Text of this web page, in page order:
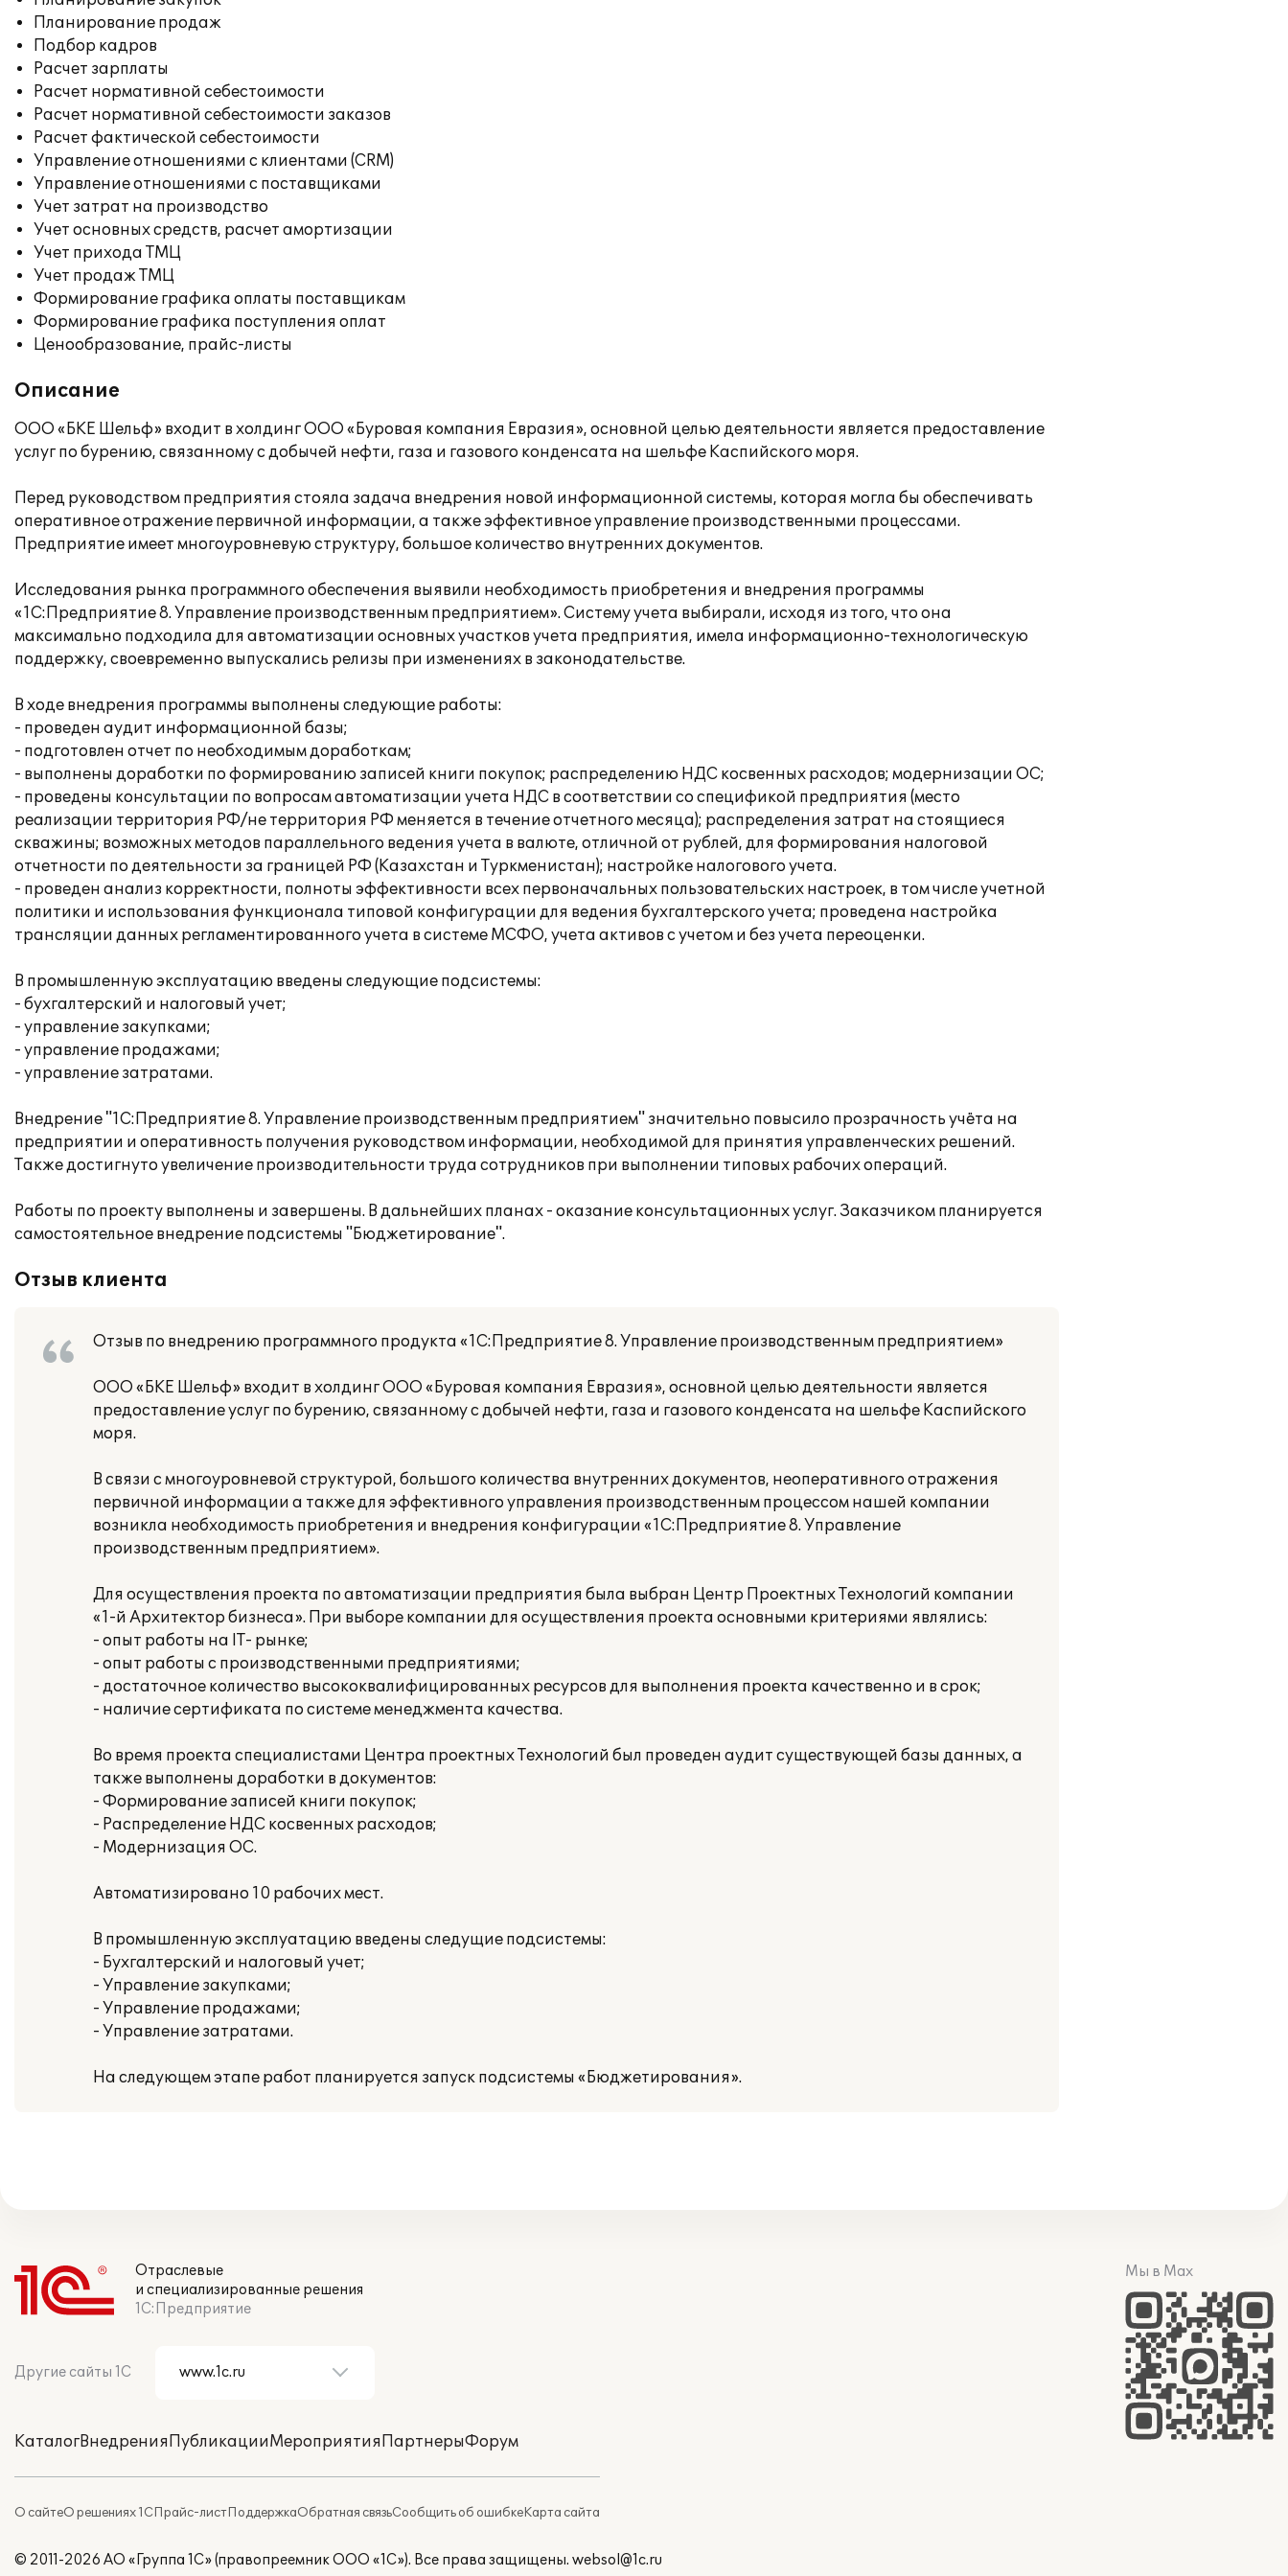
Планирование продаж
Подбор кадров
Расчет зарплаты
Расчет нормативной себестоимости
Расчет нормативной себестоимости заказов
Расчет фактической себестоимости
Управление отношениями с клиентами (CRM)
Управление отношениями с поставщиками
Учет затрат на производство
Учет основных средств, расчет амортизации
Учет прихода ТМЦ
Учет продаж ТМЦ
Формирование графика оплаты поставщикам
Формирование графика поступления оплат
Ценообразование, прайс-листы
Описание
ООО «БКЕ Шельф» входит в холдинг ООО «Буровая компания Евразия», основной целью деятельности является предоставление
услуг по бурению, связанному с добычей нефти, газа и газового конденсата на шельфе Каспийского моря.
Перед руководством предприятия стояла задача внедрения новой информационной системы, которая могла бы обеспечивать
оперативное отражение первичной информации, а также эффективное управление производственными процессами.
Предприятие имеет многоуровневую структуру, большое количество внутренних документов.
Исследования рынка программного обеспечения выявили необходимость приобретения и внедрения программы
«1С:Предприятие 8. Управление производственным предприятием». Систему учета выбирали, исходя из того, что она
максимально подходила для автоматизации основных участков учета предприятия, имела информационно-технологическую
поддержку, своевременно выпускались релизы при изменениях в законодательстве.
В ходе внедрения программы выполнены следующие работы:
- проведен аудит информационной базы;
- подготовлен отчет по необходимым доработкам;
- выполнены доработки по формированию записей книги покупок; распределению НДС косвенных расходов; модернизации ОС;
- проведены консультации по вопросам автоматизации учета НДС в соответствии со спецификой предприятия (место
реализации территория РФ/не территория РФ меняется в течение отчетного месяца); распределения затрат на стоящиеся
скважины; возможных методов параллельного ведения учета в валюте, отличной от рублей, для формирования налоговой
отчетности по деятельности за границей РФ (Казахстан и Туркменистан); настройке налогового учета.
- проведен анализ корректности, полноты эффективности всех первоначальных пользовательских настроек, в том числе учетной
политики и использования функционала типовой конфигурации для ведения бухгалтерского учета; проведена настройка
трансляции данных регламентированного учета в системе МСФО, учета активов с учетом и без учета переоценки.
В промышленную эксплуатацию введены следующие подсистемы:
- бухгалтерский и налоговый учет;
- управление закупками;
- управление продажами;
- управление затратами.
Внедрение "1С:Предприятие 8. Управление производственным предприятием" значительно повысило прозрачность учёта на
предприятии и оперативность получения руководством информации, необходимой для принятия управленческих решений.
Также достигнуто увеличение производительности труда сотрудников при выполнении типовых рабочих операций.
Работы по проекту выполнены и завершены. В дальнейших планах - оказание консультационных услуг. Заказчиком планируется
самостоятельное внедрение подсистемы "Бюджетирование".
Отзыв клиента
Отзыв по внедрению программного продукта «1С:Предприятие 8. Управление производственным предприятием»
ООО «БКЕ Шельф» входит в холдинг ООО «Буровая компания Евразия», основной целью деятельности является
предоставление услуг по бурению, связанному с добычей нефти, газа и газового конденсата на шельфе Каспийского
моря.
В связи с многоуровневой структурой, большого количества внутренних документов, неоперативного отражения
первичной информации а также для эффективного управления производственным процессом нашей компании
возникла необходимость приобретения и внедрения конфигурации «1С:Предприятие 8. Управление
производственным предприятием».
Для осуществления проекта по автоматизации предприятия была выбран Центр Проектных Технологий компании
«1-й Архитектор бизнеса». При выборе компании для осуществления проекта основными критериями являлись:
- опыт работы на IT- рынке;
- опыт работы с производственными предприятиями;
- достаточное количество высококвалифицированных ресурсов для выполнения проекта качественно и в срок;
- наличие сертификата по системе менеджмента качества.
Во время проекта специалистами Центра проектных Технологий был проведен аудит существующей базы данных, а
также выполнены доработки в документов:
- Формирование записей книги покупок;
- Распределение НДС косвенных расходов;
- Модернизация ОС.
Автоматизировано 10 рабочих мест.
В промышленную эксплуатацию введены следущие подсистемы:
- Бухгалтерский и налоговый учет;
- Управление закупками;
- Управление продажами;
- Управление затратами.
На следующем этапе работ планируется запуск подсистемы «Бюджетирования».
Отраслевые
и специализированные решения
1С:Предприятие
Другие сайты 1С
КаталогВнедренияПубликацииМероприятияПартнерыФорум
О сайтеО решениях 1СПрайс-листПоддержкаОбратная связьСообщить об ошибкеКарта сайта
Мы в Max
© 2011-2026 АО «Группа 1С» (правопреемник ООО «1С»). Все права защищены. websol@1c.ru